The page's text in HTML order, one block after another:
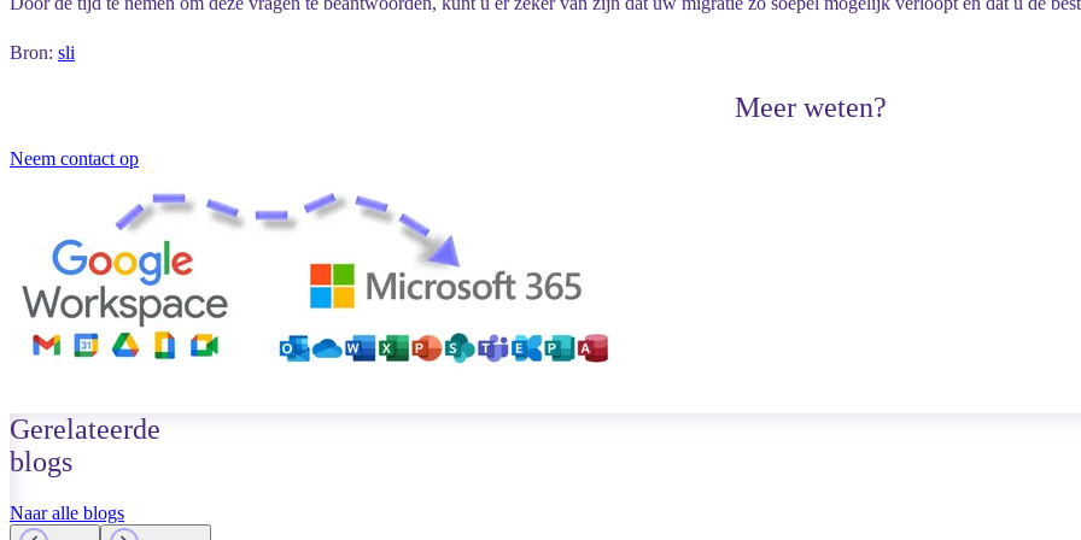
Bron: sli
Meer weten?
Neem contact op
Gerelateerde
blogs
Naar alle blogs